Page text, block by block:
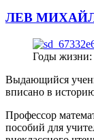
ЛЕВ
Годы жизни:
Выдающийся
вписано в
Профессор
пособий для